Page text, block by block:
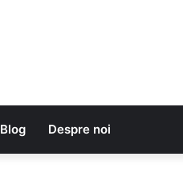
Blog Despre noi